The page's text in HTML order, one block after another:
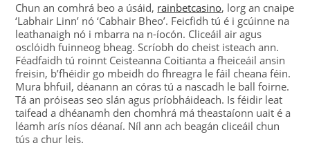
Chun an comhrá beo a úsáid, rainbetcasino, lorg an cnaipe
‘Labhair Linn’ nó ‘Cabhair Bheo’. Feicfidh tú é i gcúinne na
leathanaigh nó i mbarra na n-íocón. Cliceáil air agus
osclóidh fuinneog bheag. Scríobh do cheist isteach ann.
Féadfaidh tú roinnt Ceisteanna Coitianta a fheiceáil ansin
freisin, b’fhéidir go mbeidh do fhreagra le fáil cheana féin.
Mura bhfuil, déanann an córas tú a nascadh le ball foirne.
Tá an próiseas seo slán agus príobháideach. Is féidir leat
taifead a dhéanamh den chomhrá má theastaíonn uait é a
léamh arís níos déanaí. Níl ann ach beagán cliceáil chun
tús a chur leis.